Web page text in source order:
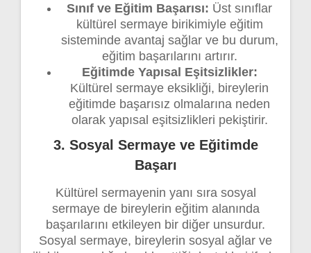
Sınıf ve Eğitim Başarısı: Üst sınıflar
kültürel sermaye birikimiyle eğitim
sisteminde avantaj sağlar ve bu durum,
eğitim başarılarını artırır.
Eğitimde Yapısal Eşitsizlikler:
Kültürel sermaye eksikliği, bireylerin
eğitimde başarısız olmalarına neden
olarak yapısal eşitsizlikleri pekiştirir.
3. Sosyal Sermaye ve Eğitimde
Başarı
Kültürel sermayenin yanı sıra sosyal
sermaye de bireylerin eğitim alanında
başarılarını etkileyen bir diğer unsurdur.
Sosyal sermaye, bireylerin sosyal ağlar ve